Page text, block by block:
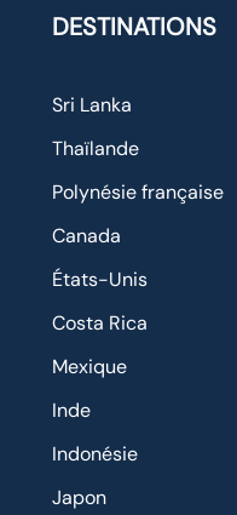
DESTINATIONS
Sri Lanka
Thaïlande
Polynésie française
Canada
États-Unis
Costa Rica
Mexique
Inde
Indonésie
Japon